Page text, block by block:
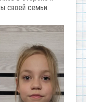
своей семьи.